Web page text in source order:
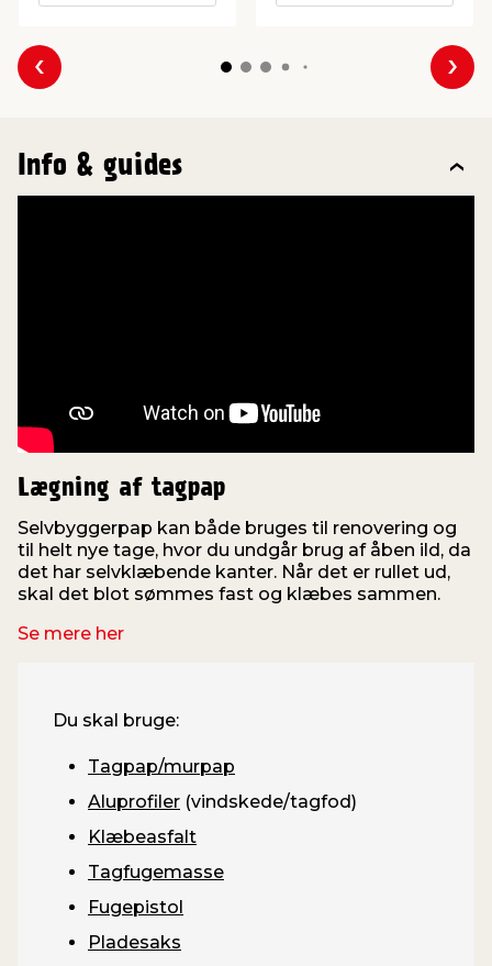
Forrige
Info & guides
Lægning af tagpap
Selvbyggerpap kan både bruges til renovering og
til helt nye tage, hvor du undgår brug af åben ild, da
det har selvklæbende kanter. Når det er rullet ud,
skal det blot sømmes fast og klæbes sammen.
Se mere her
Du skal bruge:
Tagpap/murpap
Aluprofiler (vindskede/tagfod)
Klæbeasfalt
Tagfugemasse
Fugepistol
Pladesaks